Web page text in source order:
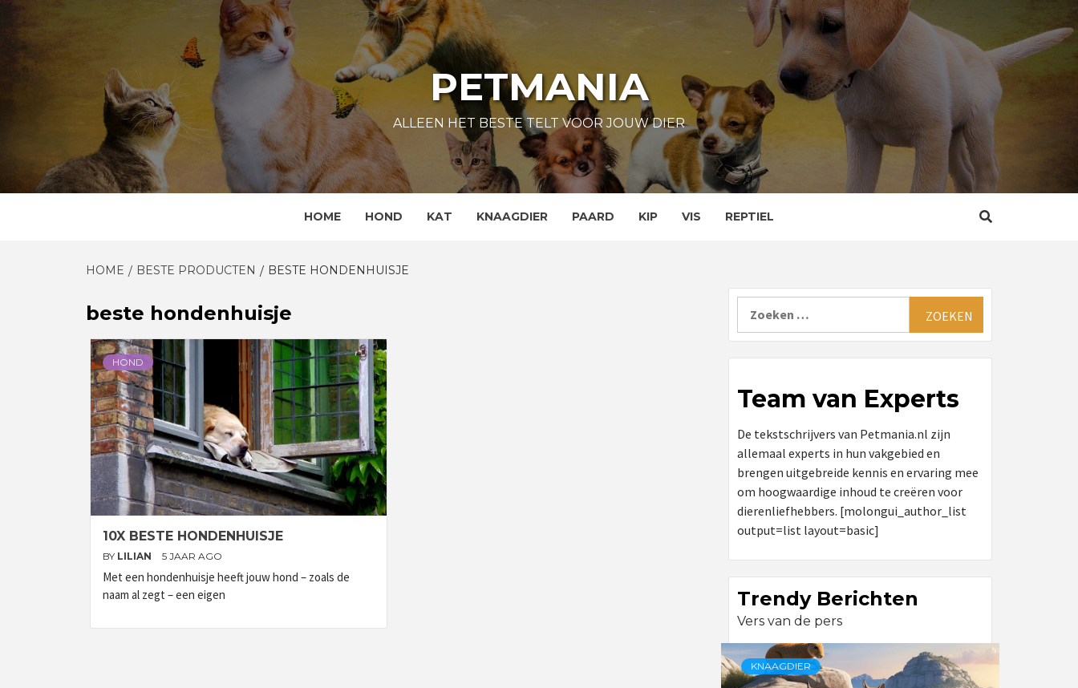
Skip
content
PETMANIA
ALLEEN HET BESTE TELT VOOR JOUW DIER
HOME HOND KAT KNAAGDIER PAARD KIP VIS REPTIEL
HOME BESTE PRODUCTEN BESTE HONDENHUISJE
beste hondenhuisje
HOND
10X BESTE HONDENHUISJE
BY LILIAN 5 JAAR AGO
Met een hondenhuisje heeft jouw hond – zoals de
naam al zegt – een eigen
Team van Experts
De tekstschrijvers van Petmania.nl zijn
allemaal experts in hun vakgebied en
brengen uitgebreide kennis en ervaring mee
om hoogwaardige inhoud te creëren voor
dierenliefhebbers. [molongui_author_list
output=list layout=basic]
Trendy Berichten
Vers van de pers
KNAAGDIER